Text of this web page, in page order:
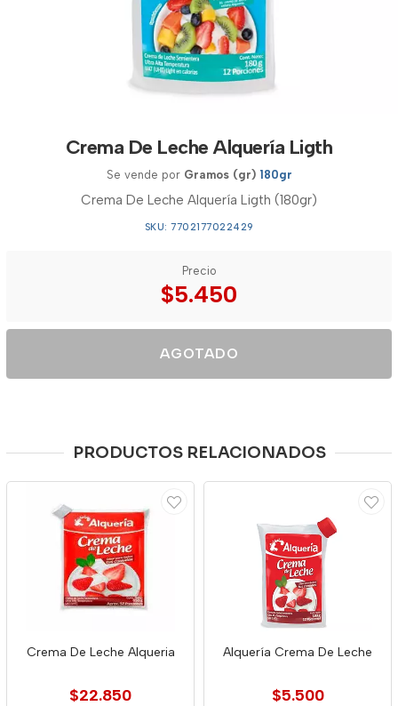
Crema De Leche Alquería Ligth
Se vende por Gramos (gr) 180gr
Crema De Leche Alquería Ligth (180gr)
SKU: 7702177022429
Precio
$5.450
AGOTADO
PRODUCTOS RELACIONADOS
Crema De Leche Alqueria
$22.850
Alquería Crema De Leche
$5.500